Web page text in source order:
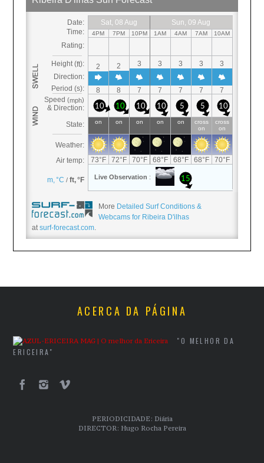
More Detailed Surf Conditions &
Webcams for Ribeira D'ilhas
at surf-forecast.com.
ACERCA DA PÁGINA
"O MELHOR DA
ERICEIRA"
PERIODICIDADE: Diária
DIRECTOR: Hugo Rocha Pereira